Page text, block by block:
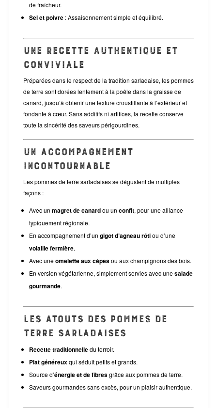
de fraîcheur.
Sel et poivre: Assaisonnement simple et équilibré.
Une recette authentique et
conviviale
Préparées dans le respect de la tradition sarladaise, les pommes
de terre sont dorées lentement à la poêle dans la graisse de
canard, jusqu’à obtenir une texture croustillante à l’extérieur et
fondante à cœur. Sans additifs ni artifices, la recette conserve
toute la sincérité des saveurs périgourdines.
Un accompagnement
incontournable
Les pommes de terre sarladaises se dégustent de multiples
façons :
Avec un magret de canardou un confit, pour une alliance
typiquement régionale.
En accompagnement d’un gigot d’agneau rôtiou d’une
volaille fermière.
Avec uneomelette aux cèpesou aux champignons des bois.
En version végétarienne, simplement servies avec unesalade
gourmande.
Les atouts des pommes de
terre sarladaises
Recette traditionnelledu terroir.
Plat généreuxqui séduit petits et grands.
Source d’énergie et de fibresgrâce aux pommes de terre.
Saveurs gourmandes sans excès, pour un plaisir authentique.